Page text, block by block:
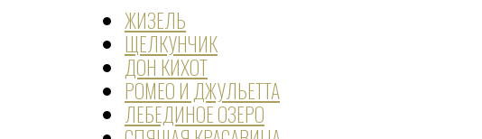
ЖИЗЕЛЬ
ЩЕЛКУНЧИК
ДОН КИХОТ
РОМЕО И ДЖУЛЬЕТТА
ЛЕБЕДИНОЕ ОЗЕРО